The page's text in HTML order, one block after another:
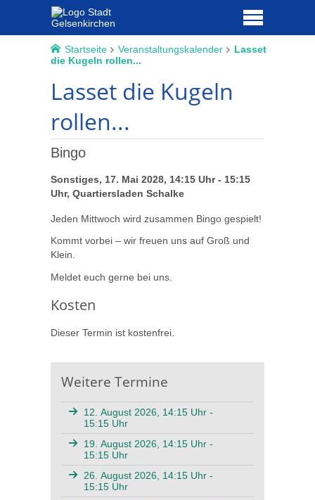
Startseite Veranstaltungskalender
Lasset
die Kugeln rollen...
Lasset die Kugeln
rollen...
Bingo
Sonstiges, 17. Mai 2028, 14:15 Uhr - 15:15
Uhr, Quartiersladen Schalke
Jeden Mittwoch wird zusammen Bingo gespielt!
Kommt vorbei – wir freuen uns auf Groß und
Klein.
Meldet euch gerne bei uns.
Kosten
Dieser Termin ist kostenfrei.
Weitere Termine
12. August 2026, 14:15 Uhr -
15:15 Uhr
19. August 2026, 14:15 Uhr -
15:15 Uhr
26. August 2026, 14:15 Uhr -
15:15 Uhr